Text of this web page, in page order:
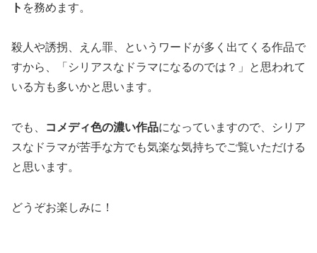
ト を務めます。
殺人や誘拐、えん罪、というワードが多く出てくる作品で
すから、「シリアスなドラマになるのでは？」と思われて
いる方も多いかと思います。
でも、 コメディ色の濃い作品になっていますので、シリア
スなドラマが苦手な方でも気楽な気持ちでご覧いただける
と思います。
どうぞお楽しみに！